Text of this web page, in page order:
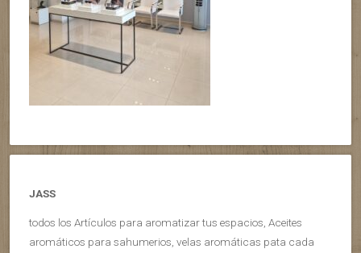
JASS
todos los Artículos para aromatizar tus espacios, Aceites
aromáticos para sahumerios, velas aromáticas pata cada